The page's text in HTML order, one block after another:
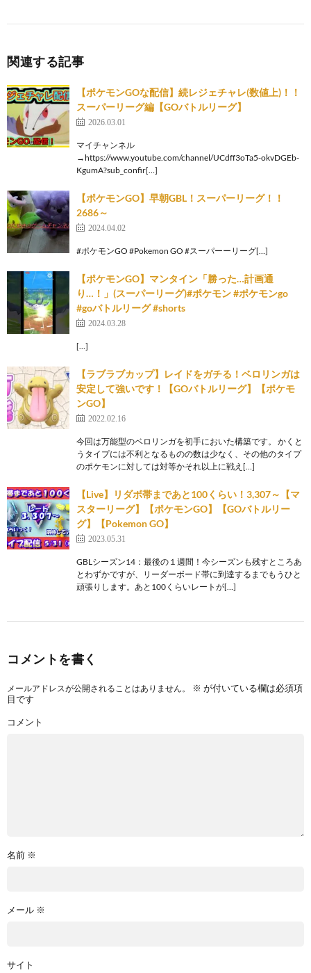
関連する記事
【ポケモンGOな配信】続レジェチャレ(数値上)！！
スーパーリーグ編【GOバトルリーグ】
2026.03.01
マイチャンネル
→https://www.youtube.com/channel/UCdff3oTa5-okvDGEb-
KgumA?sub_confir[…]
【ポケモンGO】早朝GBL！スーパーリーグ！！
2686～
2024.04.02
#ポケモンGO #Pokemon GO #スーパーーリーグ[…]
【ポケモンGO】マンタイン「勝った…計画通
り…！」(スーパーリーグ)#ポケモン #ポケモンgo
#goバトルリーグ #shorts
2024.03.28
[…]
【ラブラブカップ】レイドをガチる！ベロリンガは
安定して強いです！【GOバトルリーグ】【ポケモ
ンGO】
2022.02.16
今回は万能型のベロリンガを初手においた構築です。 かくと
うタイプには不利となるものの数は少なく、その他のタイプ
のポケモンに対しては対等かそれ以上に戦え[…]
【Live】リダボ帯まであと100くらい！3,307～【マ
スターリーグ】【ポケモンGO】【GOバトルリー
グ】【Pokemon GO】
2023.05.31
GBLシーズン14：最後の１週間！今シーズンも残すところあ
とわずかですが、リーダーボード帯に到達するまでもうひと
頑張りします。あと100くらいレートが[…]
コメントを書く
メールアドレスが公開されることはありません。 ※ が付いている欄は必須項
目です
コメント
名前 ※
メール ※
サイト